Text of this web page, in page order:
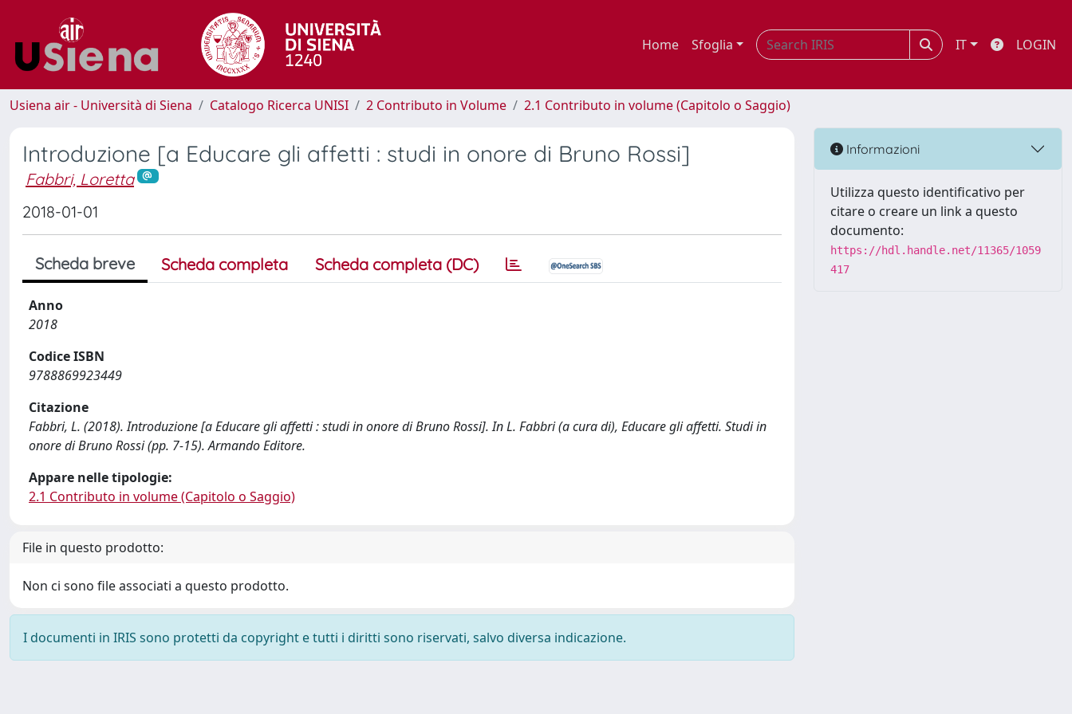
Home Sfoglia IT LOGIN
Usiena air - Università di Siena Catalogo Ricerca UNISI 2 Contributo in Volume 2.1 Contributo in volume (Capitolo o Saggio)
Introduzione [a Educare gli affetti : studi in onore di Bruno Rossi]
Fabbri, Loretta
2018-01-01
Scheda breve Scheda completa Scheda completa (DC)
Anno
2018
Codice ISBN
9788869923449
Citazione
Fabbri, L. (2018). Introduzione [a Educare gli affetti : studi in onore di Bruno Rossi]. In L. Fabbri (a cura di), Educare gli affetti. Studi in
onore di Bruno Rossi (pp. 7-15). Armando Editore.
Appare nelle tipologie:
2.1 Contributo in volume (Capitolo o Saggio)
File in questo prodotto:
Non ci sono file associati a questo prodotto.
I documenti in IRIS sono protetti da copyright e tutti i diritti sono riservati, salvo diversa indicazione.
Informazioni
Utilizza questo identificativo per
citare o creare un link a questo
documento:
https://hdl.handle.net/11365/1059
417